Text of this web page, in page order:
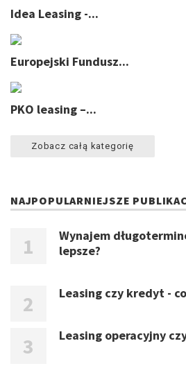
Idea Leasing -...
Europejski Fundusz...
PKO leasing –...
Zobacz całą kategorię
NAJPOPULARNIEJSZE
Wynajem
lepsze?
Leasing czy kredyt -
Leasing operacyjny